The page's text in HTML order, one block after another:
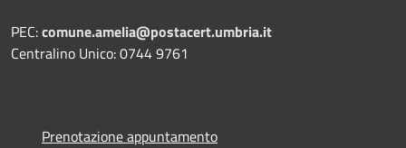
PEC:comune.amelia@postacert.umbria.it
Centralino Unico: 0744 9761
Prenotazione appuntamento